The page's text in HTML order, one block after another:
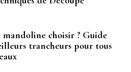
mandoline choisir ? Guide
trancheurs pour tous